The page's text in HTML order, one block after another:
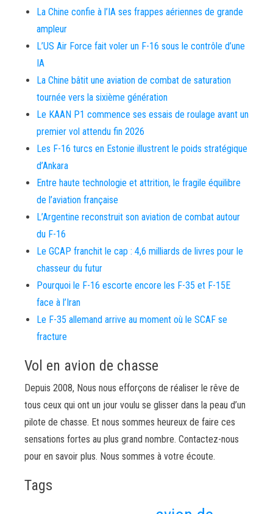
La Chine confie à l’IA ses frappes aériennes de grande
ampleur
L’US Air Force fait voler un F-16 sous le contrôle d’une
IA
La Chine bâtit une aviation de combat de saturation
tournée vers la sixième génération
Le KAAN P1 commence ses essais de roulage avant un
premier vol attendu fin 2026
Les F-16 turcs en Estonie illustrent le poids stratégique
d’Ankara
Entre haute technologie et attrition, le fragile équilibre
de l’aviation française
L’Argentine reconstruit son aviation de combat autour
du F-16
Le GCAP franchit le cap : 4,6 milliards de livres pour le
chasseur du futur
Pourquoi le F-16 escorte encore les F-35 et F-15E
face à l’Iran
Le F-35 allemand arrive au moment où le SCAF se
fracture
Vol en avion de chasse
Depuis 2008, Nous nous efforçons de réaliser le rêve de
tous ceux qui ont un jour voulu se glisser dans la peau d’un
pilote de chasse. Et nous sommes heureux de faire ces
sensations fortes au plus grand nombre. Contactez-nous
pour en savoir plus. Nous sommes à votre écoute.
Tags